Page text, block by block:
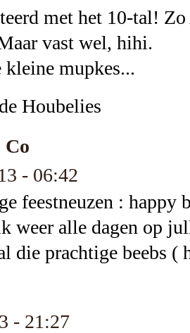
met het 10-tal!
vast wel, hihi.
kleine mupkes...
Houbelies
- 06:42
feestneuzen : happy
weer alle dagen op
die prachtige beebs
- 21:27